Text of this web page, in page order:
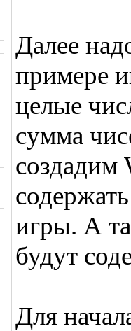
Далее
примере
целые
сумма
создадим
игры. А
будут
Для